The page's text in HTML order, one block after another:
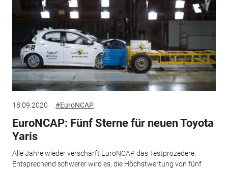
18.09.2020 #EuroNCAP
EuroNCAP: Fünf Sterne für neuen Toyota
Yaris
Alle Jahre wieder verschärft EuroNCAP das Testprozedere.
Entsprechend schwerer wird es, die Höchstwertung von fünf